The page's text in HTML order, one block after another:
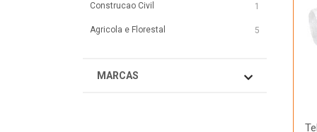
Construcao Civil 1
Agricola e Florestal 5
MARCAS